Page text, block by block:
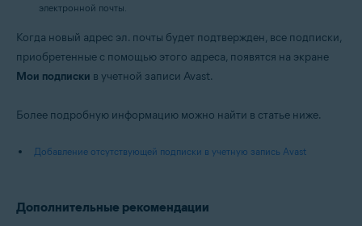
электронной почты.
Когда новый адрес эл. почты будет подтвержден, все подписки,
приобретенные с помощью этого адреса, появятся на экране
Мои подписки в учетной записи Avast.
Более подробную информацию можно найти в статье ниже.
Добавление отсутствующей подписки в учетную запись Avast
Дополнительные рекомендации